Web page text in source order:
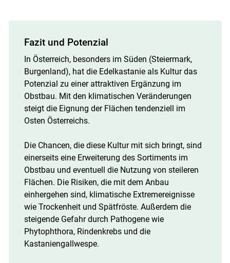
Fazit und Potenzial
In Österreich, besonders im Süden (Steiermark,
Burgenland), hat die Edelkastanie als Kultur das
Potenzial zu einer attraktiven Ergänzung im
Obstbau. Mit den klimatischen Veränderungen
steigt die Eignung der Flächen tendenziell im
Osten Österreichs.
Die Chancen, die diese Kultur mit sich bringt, sind
einerseits eine Erweiterung des Sortiments im
Obstbau und eventuell die Nutzung von steileren
Flächen. Die Risiken, die mit dem Anbau
einhergehen sind, klimatische Extremereignisse
wie Trockenheit und Spätfröste. Außerdem die
steigende Gefahr durch Pathogene wie
Phytophthora, Rindenkrebs und die
Kastaniengallwespe.